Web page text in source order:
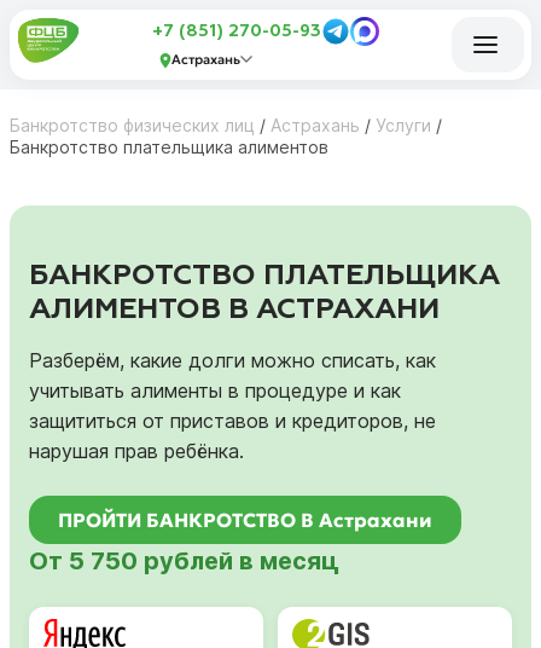
+7 (851) 270-05-93
Астрахань
Банкротство физических лиц / Астрахань / Услуги /
Банкротство плательщика алиментов
БАНКРОТСТВО ПЛАТЕЛЬЩИКА
АЛИМЕНТОВ В АСТРАХАНИ
Разберём, какие долги можно списать, как
учитывать алименты в процедуре и как
защититься от приставов и кредиторов, не
нарушая прав ребёнка.
ПРОЙТИ БАНКРОТСТВО В Астрахани
От 5 750 рублей в месяц